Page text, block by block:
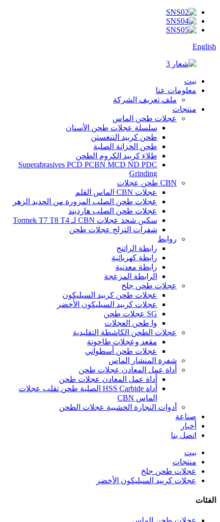
English
بيت
معلومات عنا
ملف تعريف الشركة
منتجات
عجلات طحن الماس
سلسلة عجلات طحن الأسنان
طحن كربيد التنغستن
طحن الخزانة الصلبة
طلاء كربيد الكروم الطحن
Superabrasives PCD PCBN MCD ND PDC
Grinding
CBN طحن عجلات
عجلات CBN الماس القلم
عجلات طحن الصلب المزورة من الحديد الزهر
عجلات طحن الصلب هارديند
سكين شحذ عجلات CBN لـ Tormek T7 T8 T4
شفرات التزلج عجلات طحن
روابط
رابطة الراتنج
رابطة كهربائية
رابطة معدنية
الرابطة المزعجة
عجلات طحن جلخ
عجلات طحن كربيد السيليكون
عجلات كربيد السيليكون الأخضر
SG عجلات طحن
وا طحن العجلات
عجلات الطحن الكاشطة التقليدية
مقعد وعجلات طاحونة
عجلات طحن أسطواني
شفرة المنشار الماس
أداة عمل المعادن عجلات طحن
أداة عمل المعادن عجلات طحن
أداة HSS Carbide الصلبة طحن تقلب عجلات
الماس CBN
أدوات النجارة الخشبية عجلات الطحن
صناعة
أخبار
اتصل بنا
بيت
منتجات
عجلات طحن جلخ
عجلات كربيد السيليكون الأخضر
الفئات
عجلات طحن الماس